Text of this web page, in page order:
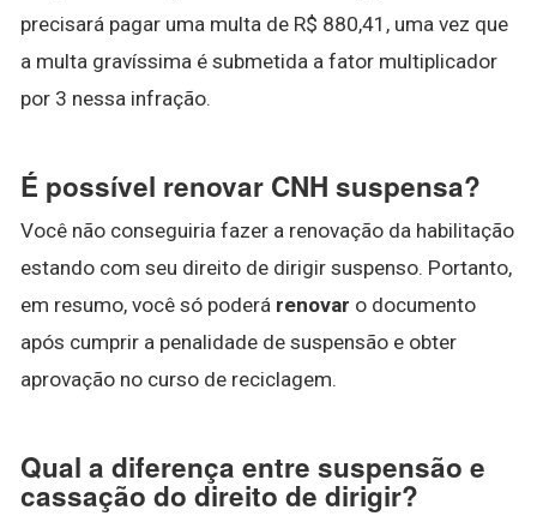
precisará pagar uma multa de R$ 880,41, uma vez que
a multa gravíssima é submetida a fator multiplicador
por 3 nessa infração.
É possível renovar CNH suspensa?
Você não conseguiria fazer a renovação da habilitação
estando com seu direito de dirigir suspenso. Portanto,
em resumo, você só poderá renovar o documento
após cumprir a penalidade de suspensão e obter
aprovação no curso de reciclagem.
Qual a diferença entre suspensão e
cassação do direito de dirigir?